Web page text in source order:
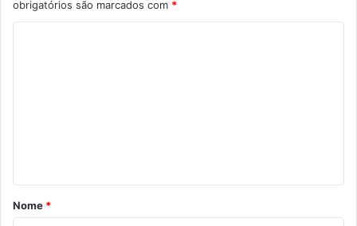
obrigatórios são marcados com *
rNome *